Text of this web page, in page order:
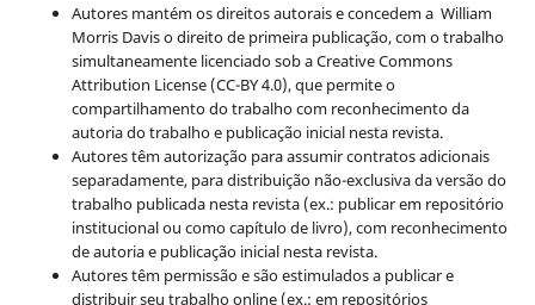
Autores mantém os direitos autorais e concedem a William
Morris Davis o direito de primeira publicação, com o trabalho
simultaneamente licenciado sob a Creative Commons
Attribution License (CC-BY 4.0), que permite o
compartilhamento do trabalho com reconhecimento da
autoria do trabalho e publicação inicial nesta revista.
Autores têm autorização para assumir contratos adicionais
separadamente, para distribuição não-exclusiva da versão do
trabalho publicada nesta revista (ex.: publicar em repositório
institucional ou como capítulo de livro), com reconhecimento
de autoria e publicação inicial nesta revista.
Autores têm permissão e são estimulados a publicar e
distribuir seu trabalho online (ex.: em repositórios